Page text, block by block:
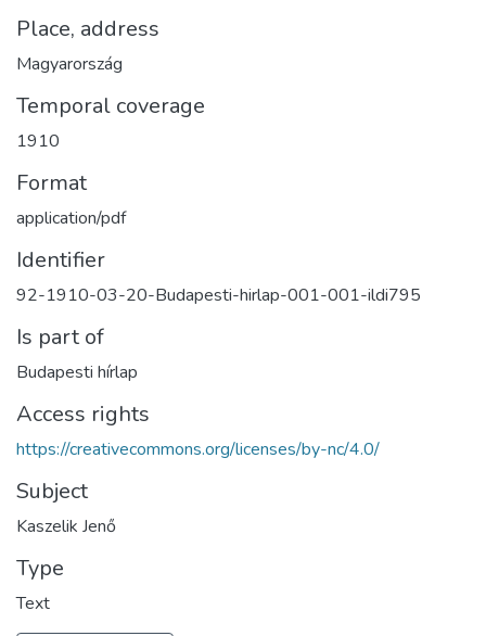
Place, address
Magyarország
Temporal coverage
1910
Format
application/pdf
Identifier
92-1910-03-20-Budapesti-hirlap-001-001-ildi795
Is part of
Budapesti hírlap
Access rights
https://creativecommons.org/licenses/by-nc/4.0/
Subject
Kaszelik Jenő
Type
Text